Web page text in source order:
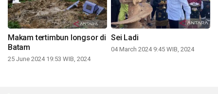
Makam tertimbun longsor di
Batam
25 June 2024 19:53 WIB, 2024
Sei Ladi
04 March 2024 9:45 WIB, 2024